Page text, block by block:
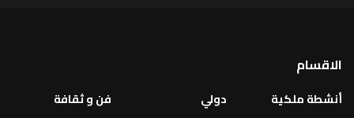
الاقسام
أنشطة ملكية
دولي
فن و ثقافة